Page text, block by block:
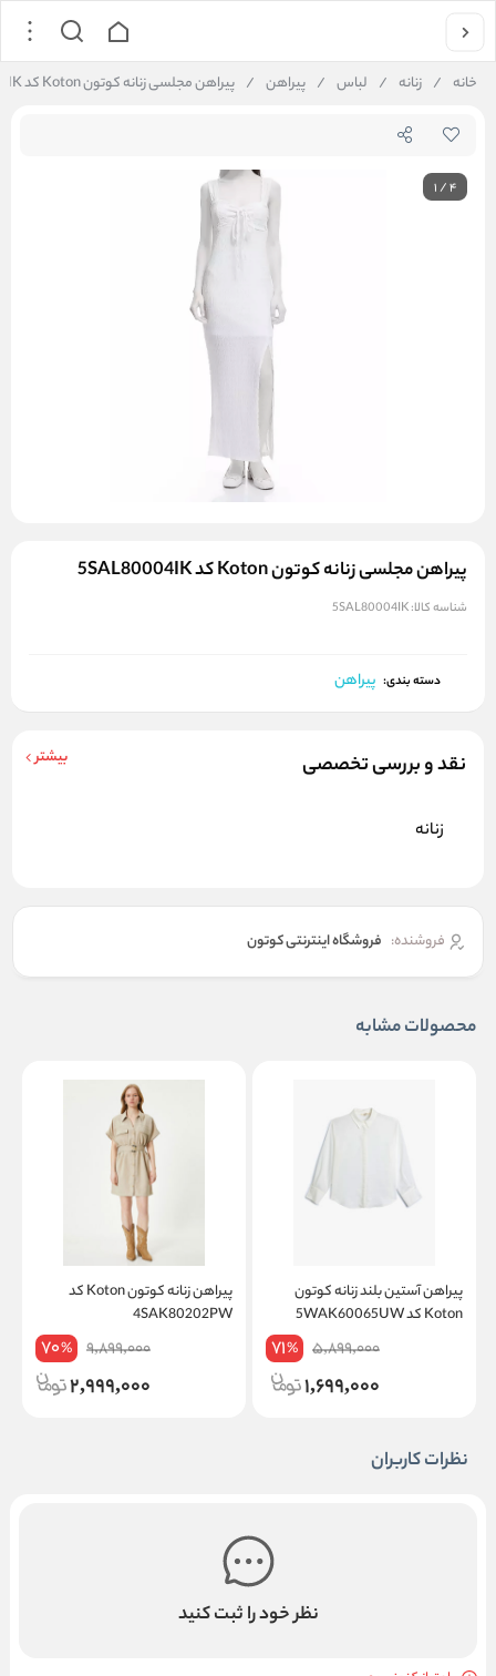
خانه / زنانه / لباس / پیراهن / پیراهن مجلسی زنانه کوتون Koton کد 5SAL80004IK
1/4
پیراهن مجلسی زنانه کوتون Koton کد 5SAL80004IK
شناسه کالا:5SAL80004IK
دسته بندی: پیراهن
نقد و بررسی تخصصی بیشتر
زنانه
فروشنده: فروشگاه اینترنتی کوتون
محصولات مشابه
پیراهن آستین بلند زنانه کوتون
Koton کد 5WAK60065UW
5,899,000
71%
1,699,000
پیراهن زنانه کوتون Koton کد
4SAK80202PW
9,899,000
70%
2,999,000
نظرات کاربران
نظر خود را ثبت کنید